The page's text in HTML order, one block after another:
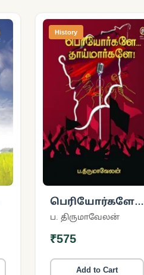
History
பெரியோர்களே…
தாய்மார்களே!
ப. திருமாவேலன்
₹575
Add to Cart